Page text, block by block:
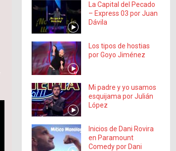
La Capital del Pecado
– Express 03 por Juan
Dávila
Los tipos de hostias
por Goyo Jiménez
Mi padre y yo usamos
esquijama por Julián
López
Inicios de Dani Rovira
en Paramount
Comedy por Dani